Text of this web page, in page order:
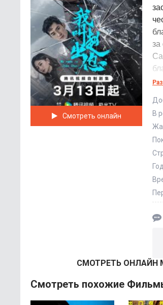
Смотреть онлайн
за
В
СМОТРEТЬ ОНЛАЙН
Смотреть похожие